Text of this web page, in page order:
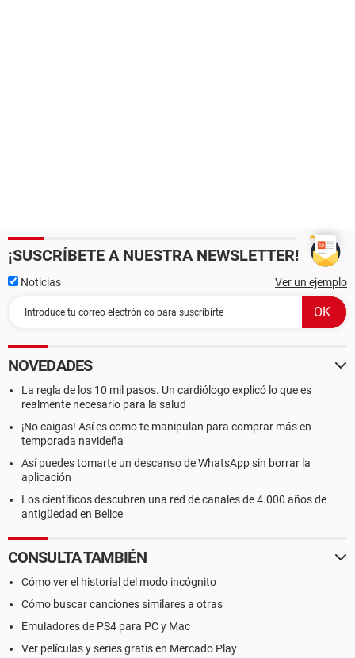
¡SUSCRÍBETE A NUESTRA NEWSLETTER!
Noticias Ver un ejemplo
NOVEDADES
La regla de los 10 mil pasos. Un cardiólogo explicó lo que es
realmente necesario para la salud
¡No caigas! Así es como te manipulan para comprar más en
temporada navideña
Así puedes tomarte un descanso de WhatsApp sin borrar la
aplicación
Los científicos descubren una red de canales de 4.000 años de
antigüedad en Belice
CONSULTA TAMBIÉN
Cómo ver el historial del modo incógnito
Cómo buscar canciones similares a otras
Emuladores de PS4 para PC y Mac
Ver películas y series gratis en Mercado Play